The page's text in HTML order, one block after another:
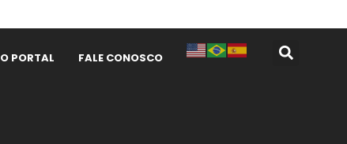
O PORTAL FALE CONOSCO